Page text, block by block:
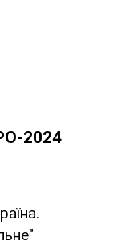
2024